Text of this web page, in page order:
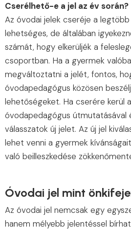
Cserélhető-e a jel az év során?
Az óvodai jelek cseréje a
lehetséges, de általában
számát, hogy elkerüljék a
csoportban. Ha a gyermek
megváltoztatni a jelét, fontos,
óvodapedagógus közösen
lehetőségeket. Ha cserére kerül
óvodapedagógus útmutatásával
válasszatok új jelet. Az új jel
lehet venni a gyermek
való beilleszkedése
Óvodai jel mint
Az óvodai jel nemcsak egy
hanem mélyebb jelentéssel